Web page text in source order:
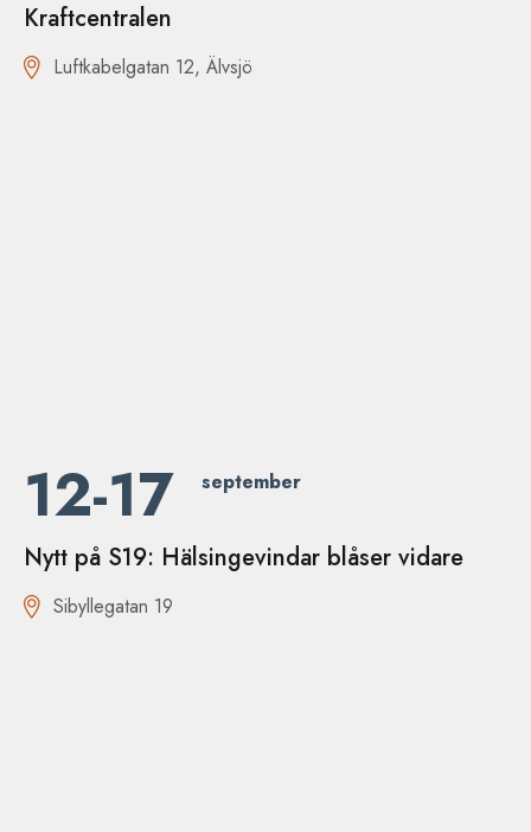
Kraftcentralen
Luftkabelgatan 12, Älvsjö
12-17 september
Nytt på S19: Hälsingevindar blåser vidare
Sibyllegatan 19